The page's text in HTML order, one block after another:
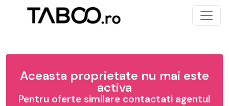
Aceasta proprietate nu mai este
activa
Pentru oferte similare contactati agentul